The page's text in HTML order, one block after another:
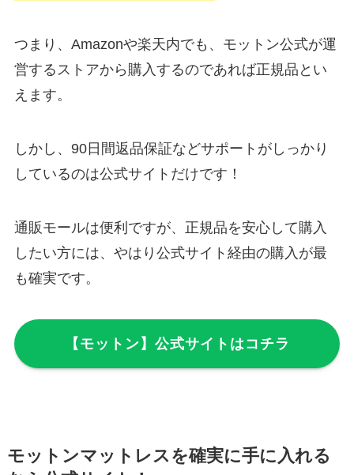
つまり、Amazonや楽天内でも、モットン公式が運
営するストアから購入するのであれば正規品とい
えます。
しかし、90日間返品保証などサポートがしっかり
しているのは公式サイトだけです！
通販モールは便利ですが、正規品を安心して購入
したい方には、やはり公式サイト経由の購入が最
も確実です。
【モットン】公式サイトはコチラ
モットンマットレスを確実に手に入れる